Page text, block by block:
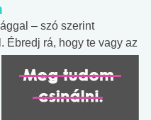
– szó szerint
Ébredj rá, hogy te vagy az